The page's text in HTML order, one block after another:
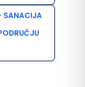
SANACIJA